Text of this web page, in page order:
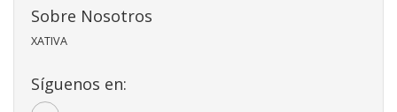
Sobre Nosotros
XATIVA
Síguenos en: